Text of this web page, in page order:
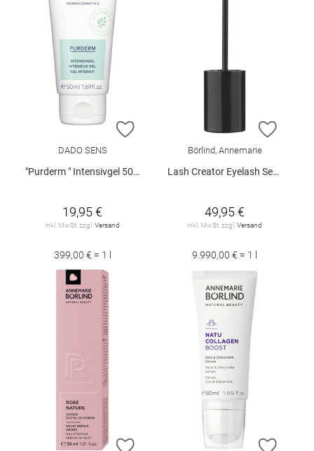
ZUR WUNSCHLISTE HINZUFÜGEN
DADO SENS
"Purderm " Intensivgel 50 ml
19,95 €
inkl. MwSt. zzgl. Versand
399,00 € = 1 l
ZUR
Börlind, Annemarie
Lash Creator Eyelash Serum 5 ml
49,95 €
inkl. MwSt. zzgl. Versand
9.990,00 € = 1 l
ZUR WUNSCHLISTE HINZUFÜGEN
ZUR